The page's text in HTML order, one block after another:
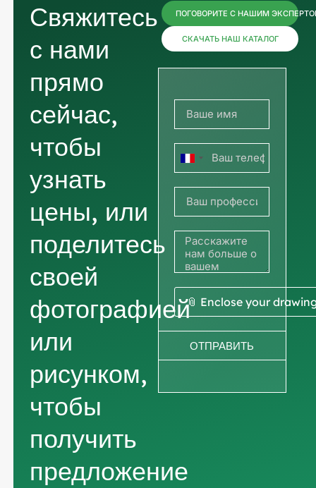
Свяжитесь
с нами
прямо
сейчас,
чтобы
узнать
цены, или
поделитесь
своей
фотографией
или
рисунком,
чтобы
получить
предложение
ПОГОВОРИТЕ С НАШИМ
СКАЧАТЬ НАШ КАТАЛОГ
Франция
+33
📎 Enclose your
ОТПРАВИТЬ